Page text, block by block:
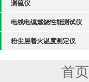
测硫仪
电线电缆燃烧性能测试仪
粉尘层着火温度测定仪
首页